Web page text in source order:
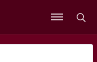
Ouvrir
le